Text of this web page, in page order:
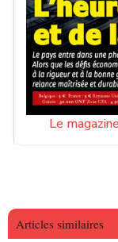
Le
Articles similaires